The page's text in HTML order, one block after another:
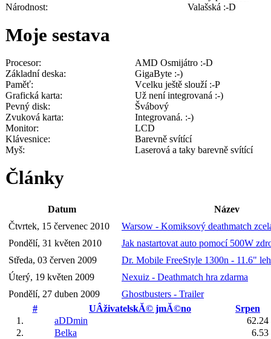
Národnost:
Valašská :-D
Moje sestava
Procesor:
AMD Osmijátro :-D
Základní deska:
GigaByte :-)
Paměť:
Vcelku ještě slouží :-P
Grafická karta:
Už není integrovaná :-)
Pevný disk:
Švábový
Zvuková karta:
Integrovaná. :-)
Monitor:
LCD
Klávesnice:
Barevně svítící
Myš:
Laserová a taky barevně svítící
Články
Datum
Název
Čtvrtek, 15 červenec 2010
Warsow - Komiksový deathmatch
Pondělí, 31 květen 2010
Jak nastartovat auto pomocí 500W
Středa, 03 červen 2009
Dr. Mobile FreeStyle 1300n - 11.6"
Úterý, 19 květen 2009
Nexuiz - Deathmatch hra zdarma
Pondělí, 27 duben 2009
Ghostbusters - Trailer
#
UÂživatelskĂ© jmĂ©no
Srpen
1.
aDDmin
62.24
2.
Belka
6.53